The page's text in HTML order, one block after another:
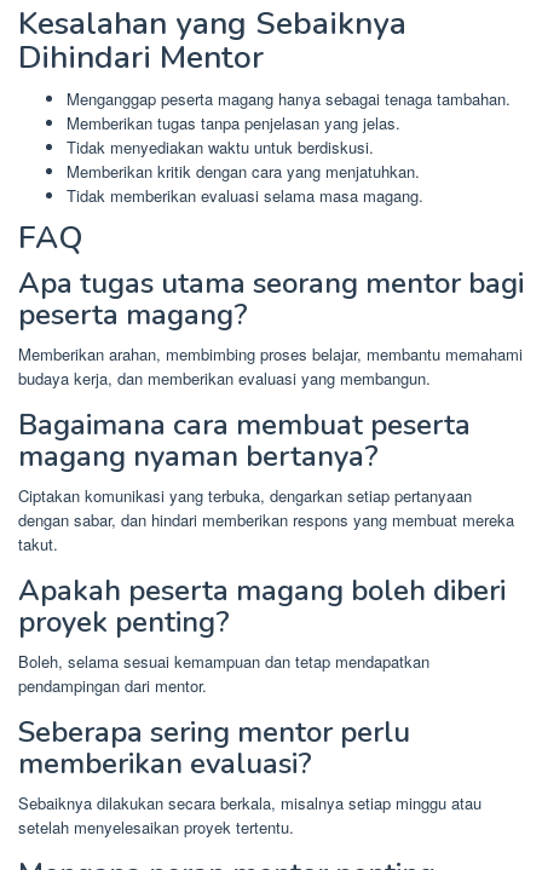
Kesalahan yang Sebaiknya
Dihindari Mentor
Menganggap peserta magang hanya sebagai tenaga tambahan.
Memberikan tugas tanpa penjelasan yang jelas.
Tidak menyediakan waktu untuk berdiskusi.
Memberikan kritik dengan cara yang menjatuhkan.
Tidak memberikan evaluasi selama masa magang.
FAQ
Apa tugas utama seorang mentor bagi
peserta magang?
Memberikan arahan, membimbing proses belajar, membantu memahami
budaya kerja, dan memberikan evaluasi yang membangun.
Bagaimana cara membuat peserta
magang nyaman bertanya?
Ciptakan komunikasi yang terbuka, dengarkan setiap pertanyaan
dengan sabar, dan hindari memberikan respons yang membuat mereka
takut.
Apakah peserta magang boleh diberi
proyek penting?
Boleh, selama sesuai kemampuan dan tetap mendapatkan
pendampingan dari mentor.
Seberapa sering mentor perlu
memberikan evaluasi?
Sebaiknya dilakukan secara berkala, misalnya setiap minggu atau
setelah menyelesaikan proyek tertentu.